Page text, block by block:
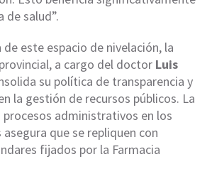
de salud”.
de este espacio de nivelación, la
a cargo del doctor Luis
su política de transparencia y
la gestión de recursos públicos. La
administrativos en los
que se repliquen con
fijados por la Farmacia